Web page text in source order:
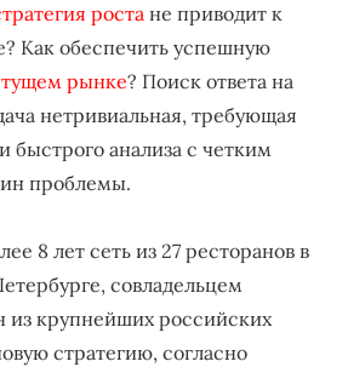
роста не приводит к
Как обеспечить успешную
рынке? Поиск ответа на
нетривиальная, требующая
быстрого анализа с четким
проблемы.
8 лет сеть из 27 ресторанов в
совладельцем
из крупнейших российских
стратегию, согласно